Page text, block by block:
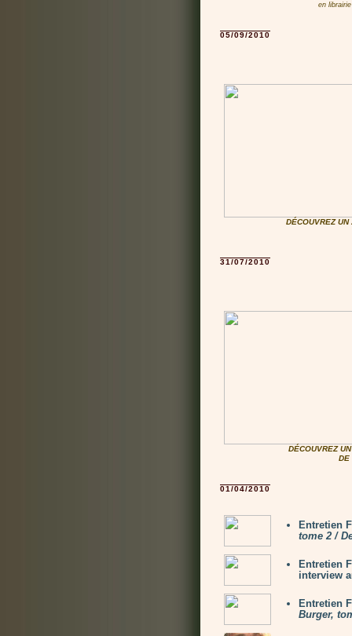
en
05/09/2010
DÉCOUVREZ UN
31/07/2010
DÉCOUVREZ
DE
01/04/2010
Entretien
tome 2 /
Entretien
interview
Entretien
Burger,